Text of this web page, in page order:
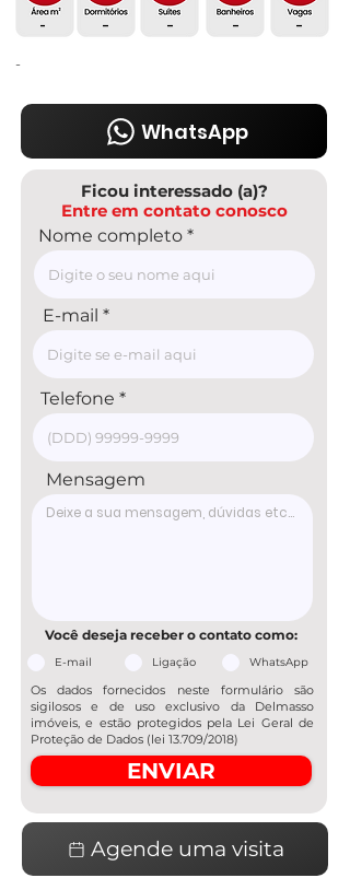
-
-
- - -
-
WhatsApp
Ficou interessado (a)?
Entre em contato conosco
Nome completo
E-mail
Telefone
Mensagem
Você deseja receber o contato como:
E-mail Ligação WhatsApp
Os dados fornecidos neste formulário são
sigilosos e de uso exclusivo da Delmasso
imóveis, e estão protegidos pela Lei Geral de
Proteção de Dados (lei 13.709/2018)
ENVIAR
Agende uma visita